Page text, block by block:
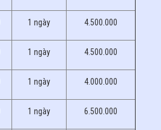
1 ngày 4.500.000
1 ngày 4.500.000
1 ngày 4.000.000
1 ngày 6.500.000